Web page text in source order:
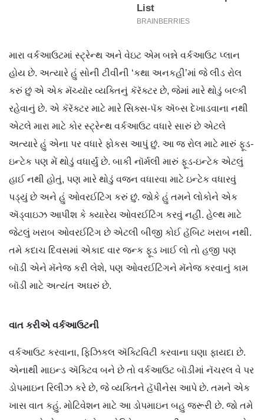
મારા વર્કઆઉટમાં સ્ટ્રેન્થ અને વેઇટ એમ બન્ને વર્કઆઉટ પ્લાન
હોય છે. અત્યારે હું સોની ટીવીની ‘કથા અનકહી’માં જે લીડ રોલ
કરું છું એ એક મૅચ્યૉર વ્યક્તિનું કૅરૅક્ટર છે, જેમાં મારે થોડું બલ્કી
રહેવાનું છે. એ કૅરૅક્ટર માટે મારે સિક્સ-પૅક ઍબ્સ દેખાડવાના નથી
એટલે મારા માટે કોર સ્ટ્રેન્થ વર્કઆઉટ વધારે સારું છે એટલે
અત્યારે હું એના પર વધારે ફોકસ આપું છું. આ જ રોલ માટે મારું ફૂડ-
ઇન્ટેક પણ મેં થોડું વધાર્યું છે. બાકી નૉર્મલી મારું ફૂડ-ઇન્ટેક એટલું
હાઈ નથી હોતું, પણ મારે થોડું વજન વધારવા માટે ઇન્ટેક વધારવું
પડ્યું છે અને હું ઓવરઈટિંગ કરું છું. જોકે હું તમને લોકોને એક
ઍડ્વાઇઝ આપીશ કે ક્યારેય ઓવરઈટિંગ કરવું નહીં. હેલ્થ માટે
જેટલું ખરાબ ઓવરઈટિંગ છે એટલી બીજી કોઈ હૅબિટ ખરાબ નથી.
તમે કદાચ દિવસમાં એકાદ વાર જન્ક ફૂડ ખાઈ લો તો હજી પણ
બૉડી એને મૅનેજ કરી લેશે, પણ ઓવરઈટિંગને મૅનેજ કરવાનું કામ
બૉડી માટે અત્યંત અઘરું છે.
વાત કરીએ વર્કઆઉટની
વર્કઆઉટ કરવાના, ફિઝિકલ ઍક્ટિવિટી કરવાના ઘણા ફાયદા છે.
એનાથી માઇન્ડ ઍક્ટિવ બને છે તો વર્કઆઉટ બૉડીમાં નૅચરલ વે પર
ડોપમાઇન રિલીઝ કરે છે, જે વ્યક્તિને હૅપીનેસ આપે છે. તમને એક
ખાસ વાત કહું. મોટિવેશન માટે આ ડોપમાઇન બહુ જરૂરી છે. જો તમે